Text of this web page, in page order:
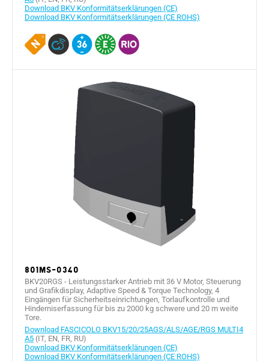
Download BKV Konformitätserklärungen (CE)
Download BKV Konformitätserklärungen (CE ROHS)
801MS-0340
BKV20RGS - Leistungsstarker Antrieb mit 36 V Motor, Steuerung
und Grafikdisplay, Adaptive Speed & Torque Technology, 4
Eingängen für Sicherheitseinrichtungen, Torlaufkontrolle und
Hinderniserfassung für bis zu 2000 kg schwere und 20 m weite
Tore.
Download FASCICOLO BKV15/20/25AGS/ALS/AGE/RGS MULTI4
A5 (IT, EN, FR, RU)
Download BKV Konformitätserklärungen (CE)
Download BKV Konformitätserklärungen (CE ROHS)